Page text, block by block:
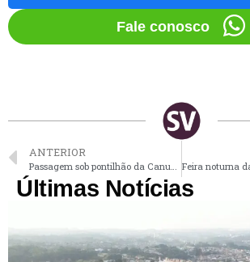
Fale conosco
ANTERIOR
Passagem sob pontilhão da Canudos em Vinhedo ficará interditada para obras nesta 4ª
Últimas Notícias